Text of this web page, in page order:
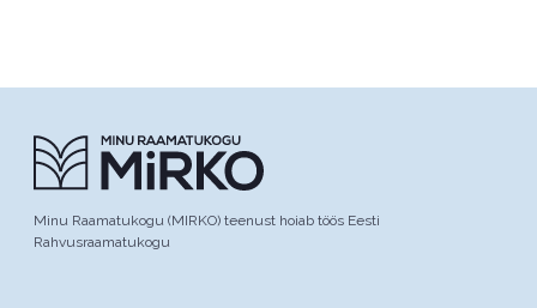
Minu Raamatukogu (MIRKO) teenust hoiab töös Eesti
Rahvusraamatukogu